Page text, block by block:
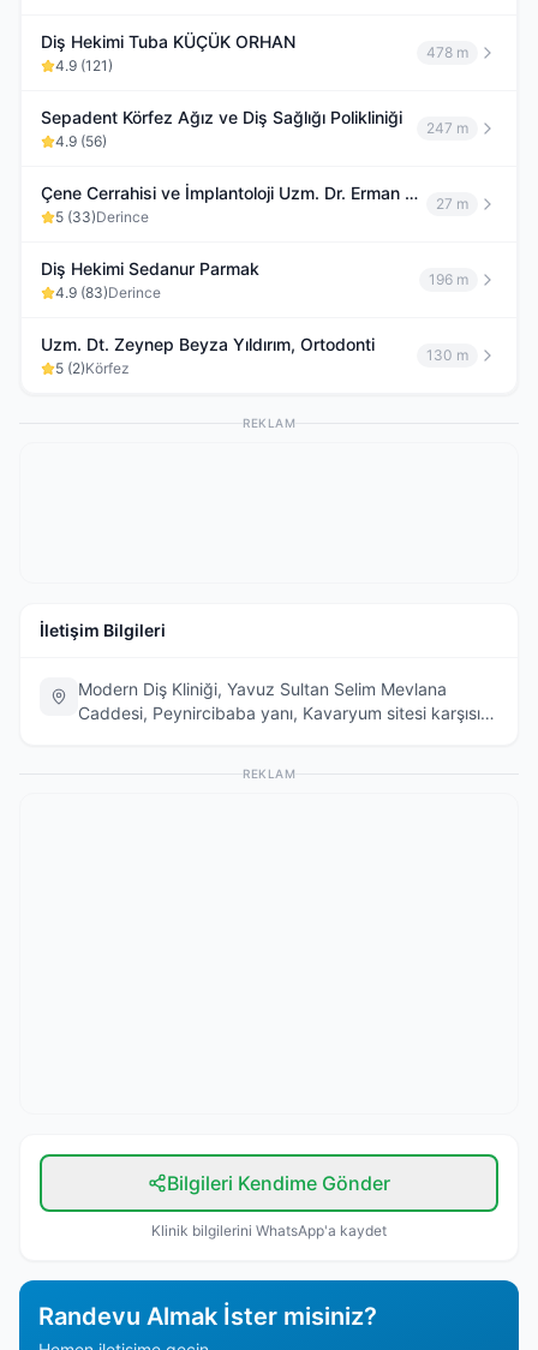
Diş Hekimi Tuba KÜÇÜK ORHAN
4.9 (121)
478 m
Sepadent Körfez Ağız ve Diş Sağlığı Polikliniği
4.9 (56)
247 m
Çene Cerrahisi ve İmplantoloji Uzm. Dr. Erman Şenel Modern Diş Polikliniği
5 (33)Derince
27 m
Diş Hekimi Sedanur Parmak
4.9 (83)Derince
196 m
Uzm. Dt. Zeynep Beyza Yıldırım, Ortodonti
5 (2)Körfez
130 m
REKLAM
İletişim Bilgileri
Modern Diş Kliniği, Yavuz Sultan Selim Mevlana
Caddesi, Peynircibaba yanı, Kavaryum sitesi karşısı
REKLAM
Bilgileri Kendime Gönder
Klinik bilgilerini WhatsApp'a kaydet
Randevu Almak İster misiniz?